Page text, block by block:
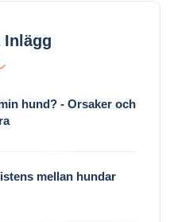
Inlägg
hund? - Orsaker och
mellan hundar